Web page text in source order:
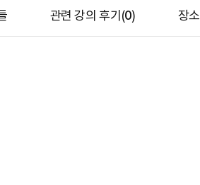
관련 강의 후기(0) 장소